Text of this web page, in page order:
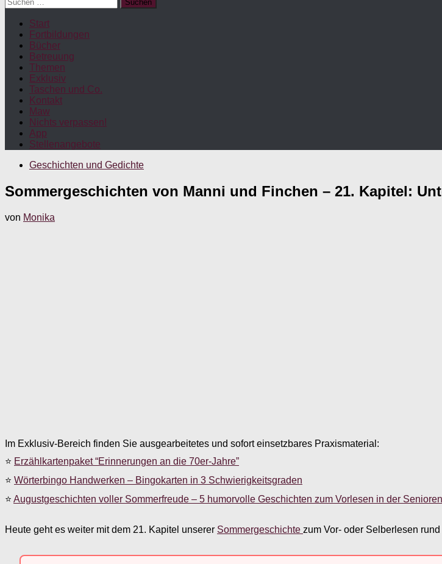
nach:
Start
Fortbildungen
Bücher
Betreuung
Themen
Exklusiv
Taschen und Co.
Kontakt
Maw
Nichts verpassen!
App
Stellenangebote
Geschichten und Gedichte
Sommergeschichten von Manni und Finchen – 21. Kapitel:
von Monika
Im Exklusiv-Bereich finden Sie ausgearbeitetes und sofort einsetzbares Praxismaterial:
⭐ Erzählkartenpaket “Erinnerungen an die 70er-Jahre”
⭐ Wörterbingo Handwerken – Bingokarten in 3 Schwierigkeitsgraden
⭐ Augustgeschichten voller Sommerfreude – 5 humorvolle Geschichten zum Vorlesen in der
Heute geht es weiter mit dem 21. Kapitel unserer Sommergeschichte zum Vor- oder Selberlesen